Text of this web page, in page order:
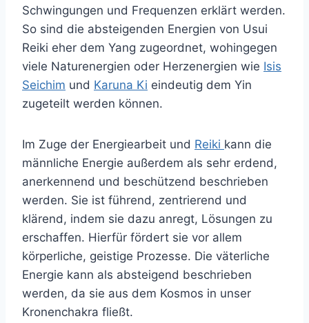
Schwingungen und Frequenzen erklärt werden.
So sind die absteigenden Energien von Usui
Reiki eher dem Yang zugeordnet, wohingegen
viele Naturenergien oder Herzenergien wie Isis
Seichim und Karuna Ki eindeutig dem Yin
zugeteilt werden können.
Im Zuge der Energiearbeit und Reiki kann die
männliche Energie außerdem als sehr erdend,
anerkennend und beschützend beschrieben
werden. Sie ist führend, zentrierend und
klärend, indem sie dazu anregt, Lösungen zu
erschaffen. Hierfür fördert sie vor allem
körperliche, geistige Prozesse. Die väterliche
Energie kann als absteigend beschrieben
werden, da sie aus dem Kosmos in unser
Kronenchakra fließt.